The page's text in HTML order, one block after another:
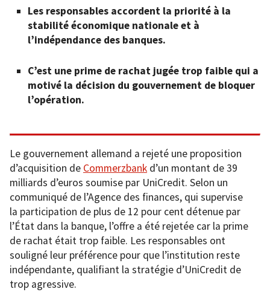
Les responsables accordent la priorité à la
stabilité économique nationale et à
l’indépendance des banques.
C’est une prime de rachat jugée trop faible qui a
motivé la décision du gouvernement de bloquer
l’opération.
Le gouvernement allemand a rejeté une proposition
d’acquisition de Commerzbank d’un montant de 39
milliards d’euros soumise par UniCredit. Selon un
communiqué de l’Agence des finances, qui supervise
la participation de plus de 12 pour cent détenue par
l’État dans la banque, l’offre a été rejetée car la prime
de rachat était trop faible. Les responsables ont
souligné leur préférence pour que l’institution reste
indépendante, qualifiant la stratégie d’UniCredit de
trop agressive.